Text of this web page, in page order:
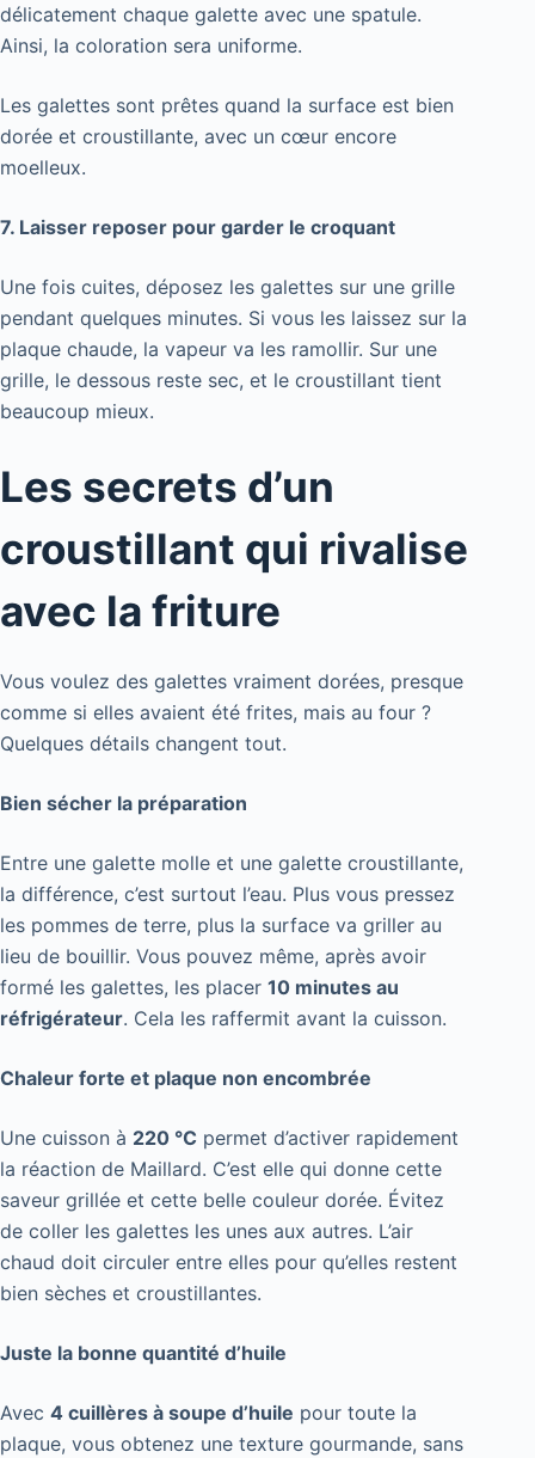
délicatement chaque galette avec une spatule.
Ainsi, la coloration sera uniforme.
Les galettes sont prêtes quand la surface est bien
dorée et croustillante, avec un cœur encore
moelleux.
7. Laisser reposer pour garder le croquant
Une fois cuites, déposez les galettes sur une grille
pendant quelques minutes. Si vous les laissez sur la
plaque chaude, la vapeur va les ramollir. Sur une
grille, le dessous reste sec, et le croustillant tient
beaucoup mieux.
Les secrets d’un
croustillant qui rivalise
avec la friture
Vous voulez des galettes vraiment dorées, presque
comme si elles avaient été frites, mais au four ?
Quelques détails changent tout.
Bien sécher la préparation
Entre une galette molle et une galette croustillante,
la différence, c’est surtout l’eau. Plus vous pressez
les pommes de terre, plus la surface va griller au
lieu de bouillir. Vous pouvez même, après avoir
formé les galettes, les placer 10 minutes au
réfrigérateur. Cela les raffermit avant la cuisson.
Chaleur forte et plaque non encombrée
Une cuisson à 220 °C permet d’activer rapidement
la réaction de Maillard. C’est elle qui donne cette
saveur grillée et cette belle couleur dorée. Évitez
de coller les galettes les unes aux autres. L’air
chaud doit circuler entre elles pour qu’elles restent
bien sèches et croustillantes.
Juste la bonne quantité d’huile
Avec 4 cuillères à soupe d’huile pour toute la
plaque, vous obtenez une texture gourmande, sans